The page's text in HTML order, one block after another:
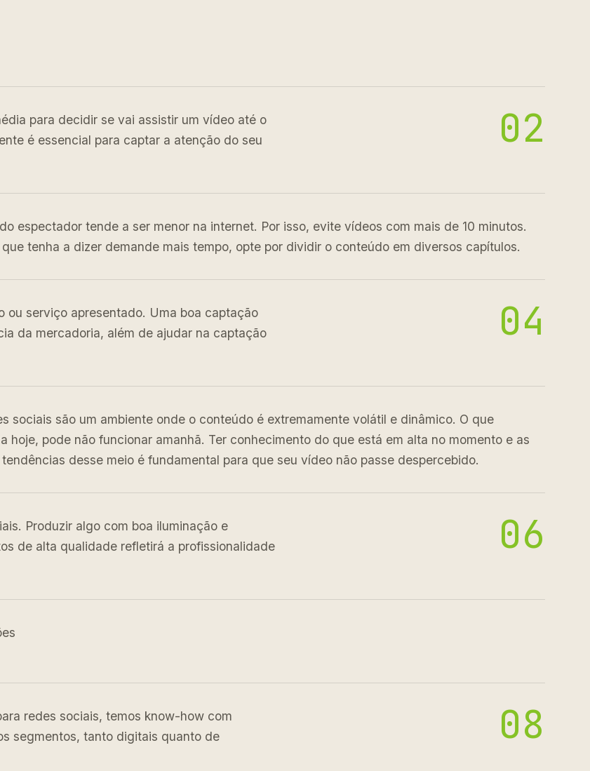
02
para decidir se vai assistir um vídeo até o
é essencial para captar a atenção do seu
espectador tende a ser menor na internet. Por isso, evite vídeos com mais de 10 minutos.
que tenha a dizer demande mais tempo, opte por dividir o conteúdo em diversos capítulos.
04
serviço apresentado. Uma boa captação
da mercadoria, além de ajudar na captação
sociais são um ambiente onde o conteúdo é extremamente volátil e dinâmico. O que
hoje, pode não funcionar amanhã. Ter conhecimento do que está em alta no momento e as
desse meio é fundamental para que seu vídeo não passe despercebido.
06
Produzir algo com boa iluminação e
de alta qualidade refletirá a profissionalidade
08
redes sociais, temos know-how com
segmentos, tanto digitais quanto de